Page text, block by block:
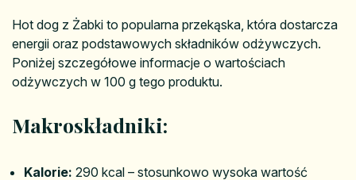
Hot dog z Żabki to popularna przekąska, która dostarcza
energii oraz podstawowych składników odżywczych.
Poniżej szczegółowe informacje o wartościach
odżywczych w 100 g tego produktu.
Makroskładniki:
Kalorie: 290 kcal – stosunkowo wysoka wartość